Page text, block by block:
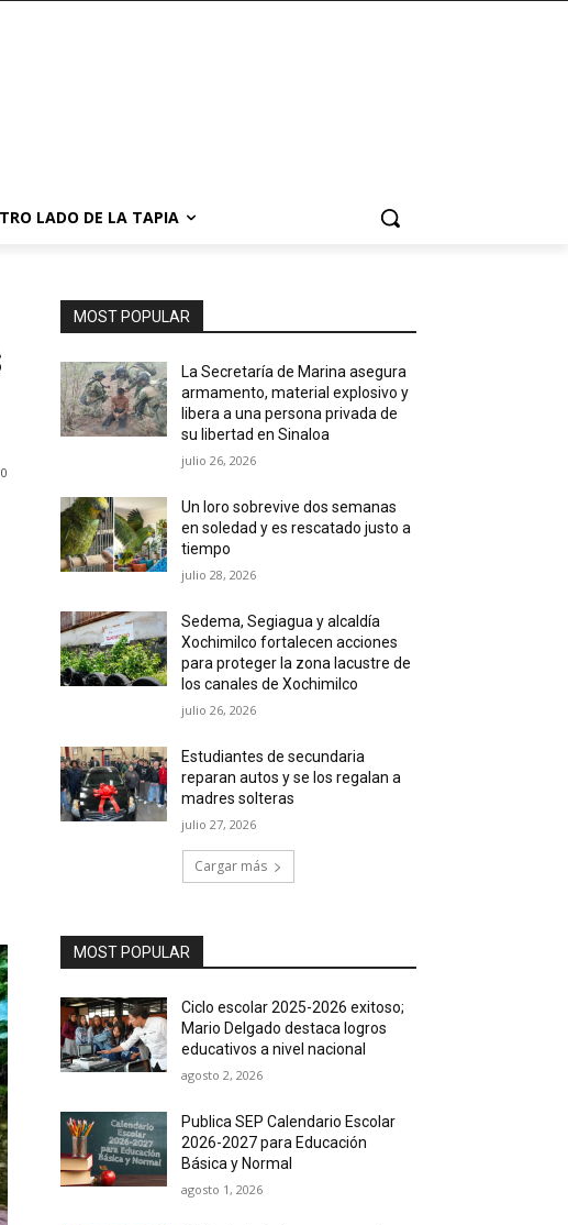
LADO DE LA TAPIA
0
MOST POPULAR
La Secretaría de Marina asegura
armamento, material explosivo y
libera a una persona privada de
su libertad en Sinaloa
julio 26, 2026
Un loro sobrevive dos semanas
en soledad y es rescatado justo a
tiempo
julio 28, 2026
Sedema, Segiagua y alcaldía
Xochimilco fortalecen acciones
para proteger la zona lacustre de
los canales de Xochimilco
julio 26, 2026
Estudiantes de secundaria
reparan autos y se los regalan a
madres solteras
julio 27, 2026
Cargar más
MOST POPULAR
Ciclo escolar 2025-2026 exitoso;
Mario Delgado destaca logros
educativos a nivel nacional
agosto 2, 2026
Publica SEP Calendario Escolar
2026-2027 para Educación
Básica y Normal
agosto 1, 2026